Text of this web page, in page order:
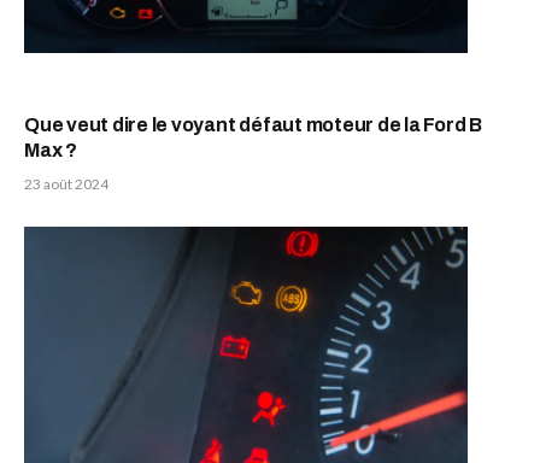
Que veut dire le voyant défaut moteur de la Ford B
Max ?
23 août 2024